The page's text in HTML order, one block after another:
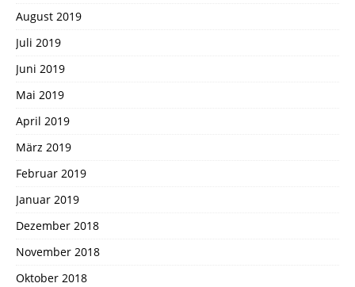
August 2019
Juli 2019
Juni 2019
Mai 2019
April 2019
März 2019
Februar 2019
Januar 2019
Dezember 2018
November 2018
Oktober 2018